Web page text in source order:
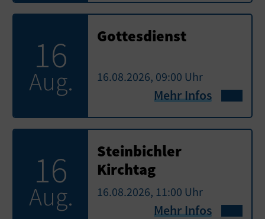
16
Aug.
Gottesdienst
16.08.2026, 09:00 Uhr
Mehr Infos
16
Aug.
Steinbichler
Kirchtag
16.08.2026, 11:00 Uhr
Mehr Infos